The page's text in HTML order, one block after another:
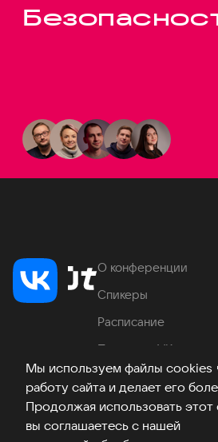
Мы используем файлы cookies
работу сайта и делает его
Продолжая использовать этот
вы соглашаетесь с нашей
О конференции
Спикеры
Расписание
Продукты VK
Место проведения
Часто задаваемые